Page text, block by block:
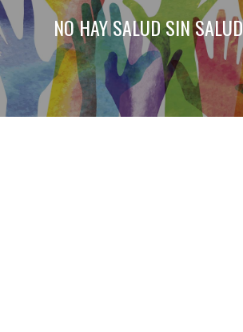
NO HAY SALUD SIN